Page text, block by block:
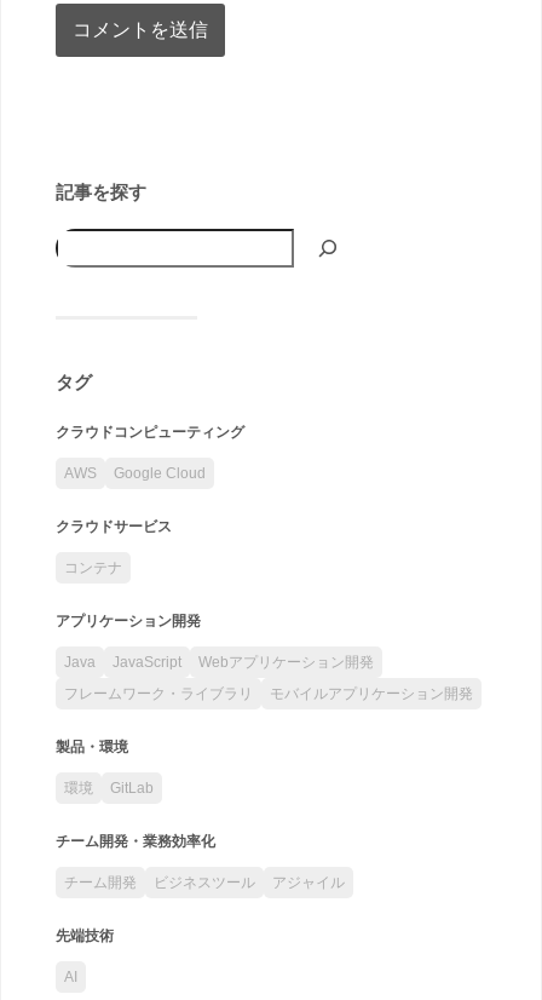
記事を探す
タグ
クラウドコンピューティング
AWS Google Cloud
クラウドサービス
コンテナ
アプリケーション開発
Java JavaScript
Webアプリケーション開発
フレームワーク・ライブラリ
モバイルアプリケーション開発
製品・環境
環境 GitLab
チーム開発・業務効率化
チーム開発 ビジネスツール アジャイル
先端技術
AI